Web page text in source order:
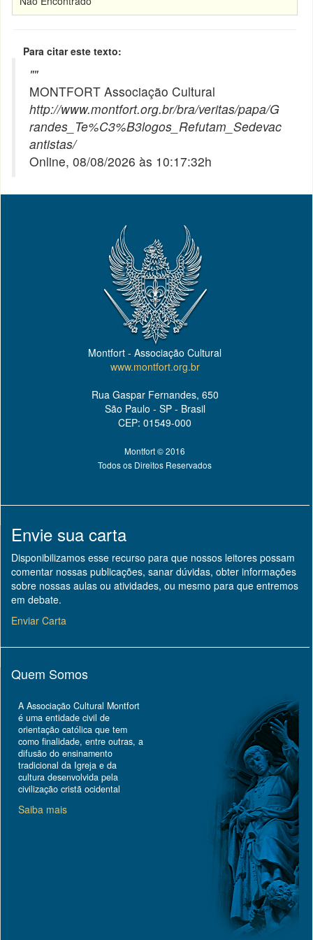
Para citar este texto:
""
MONTFORT Associação Cultural
http://www.montfort.org.br/bra/veritas/papa/G
randes_Te%C3%B3logos_Refutam_Sedevac
antistas/
Online, 08/08/2026 às 10:17:32h
Montfort - Associação Cultural
www.montfort.org.br
Rua Gaspar Fernandes, 650
São Paulo - SP - Brasil
CEP: 01549-000
Montfort © 2016
Todos os Direitos Reservados
Envie sua carta
Disponibilizamos esse recurso para que nossos leitores possam
comentar nossas publicações, sanar dúvidas, obter informações
sobre nossas aulas ou atividades, ou mesmo para que entremos
em debate.
Enviar Carta
Quem Somos
A Associação Cultural Montfort
é uma entidade civil de
orientação católica que tem
como finalidade, entre outras, a
difusão do ensinamento
tradicional da Igreja e da
cultura desenvolvida pela
civilização cristã ocidental
Saiba mais